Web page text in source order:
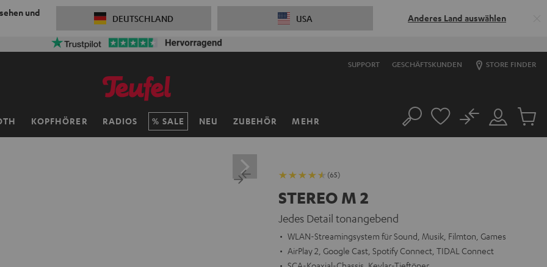
und
DEUTSCHLAND USA Anderes Land auswählen
SUPPORT GESCHÄFTSKUNDEN STORE FINDER
KOPFHÖRER RADIOS SALE NEU ZUBEHÖR MEHR Suche
Mein
Konto
No
Artikel
(65)
STEREO M 2
Jedes Detail tonangebend
WLAN-Streamingsystem für Sound, Musik, Filmton, Games
AirPlay 2, Google Cast, Spotify Connect, TIDAL Connect